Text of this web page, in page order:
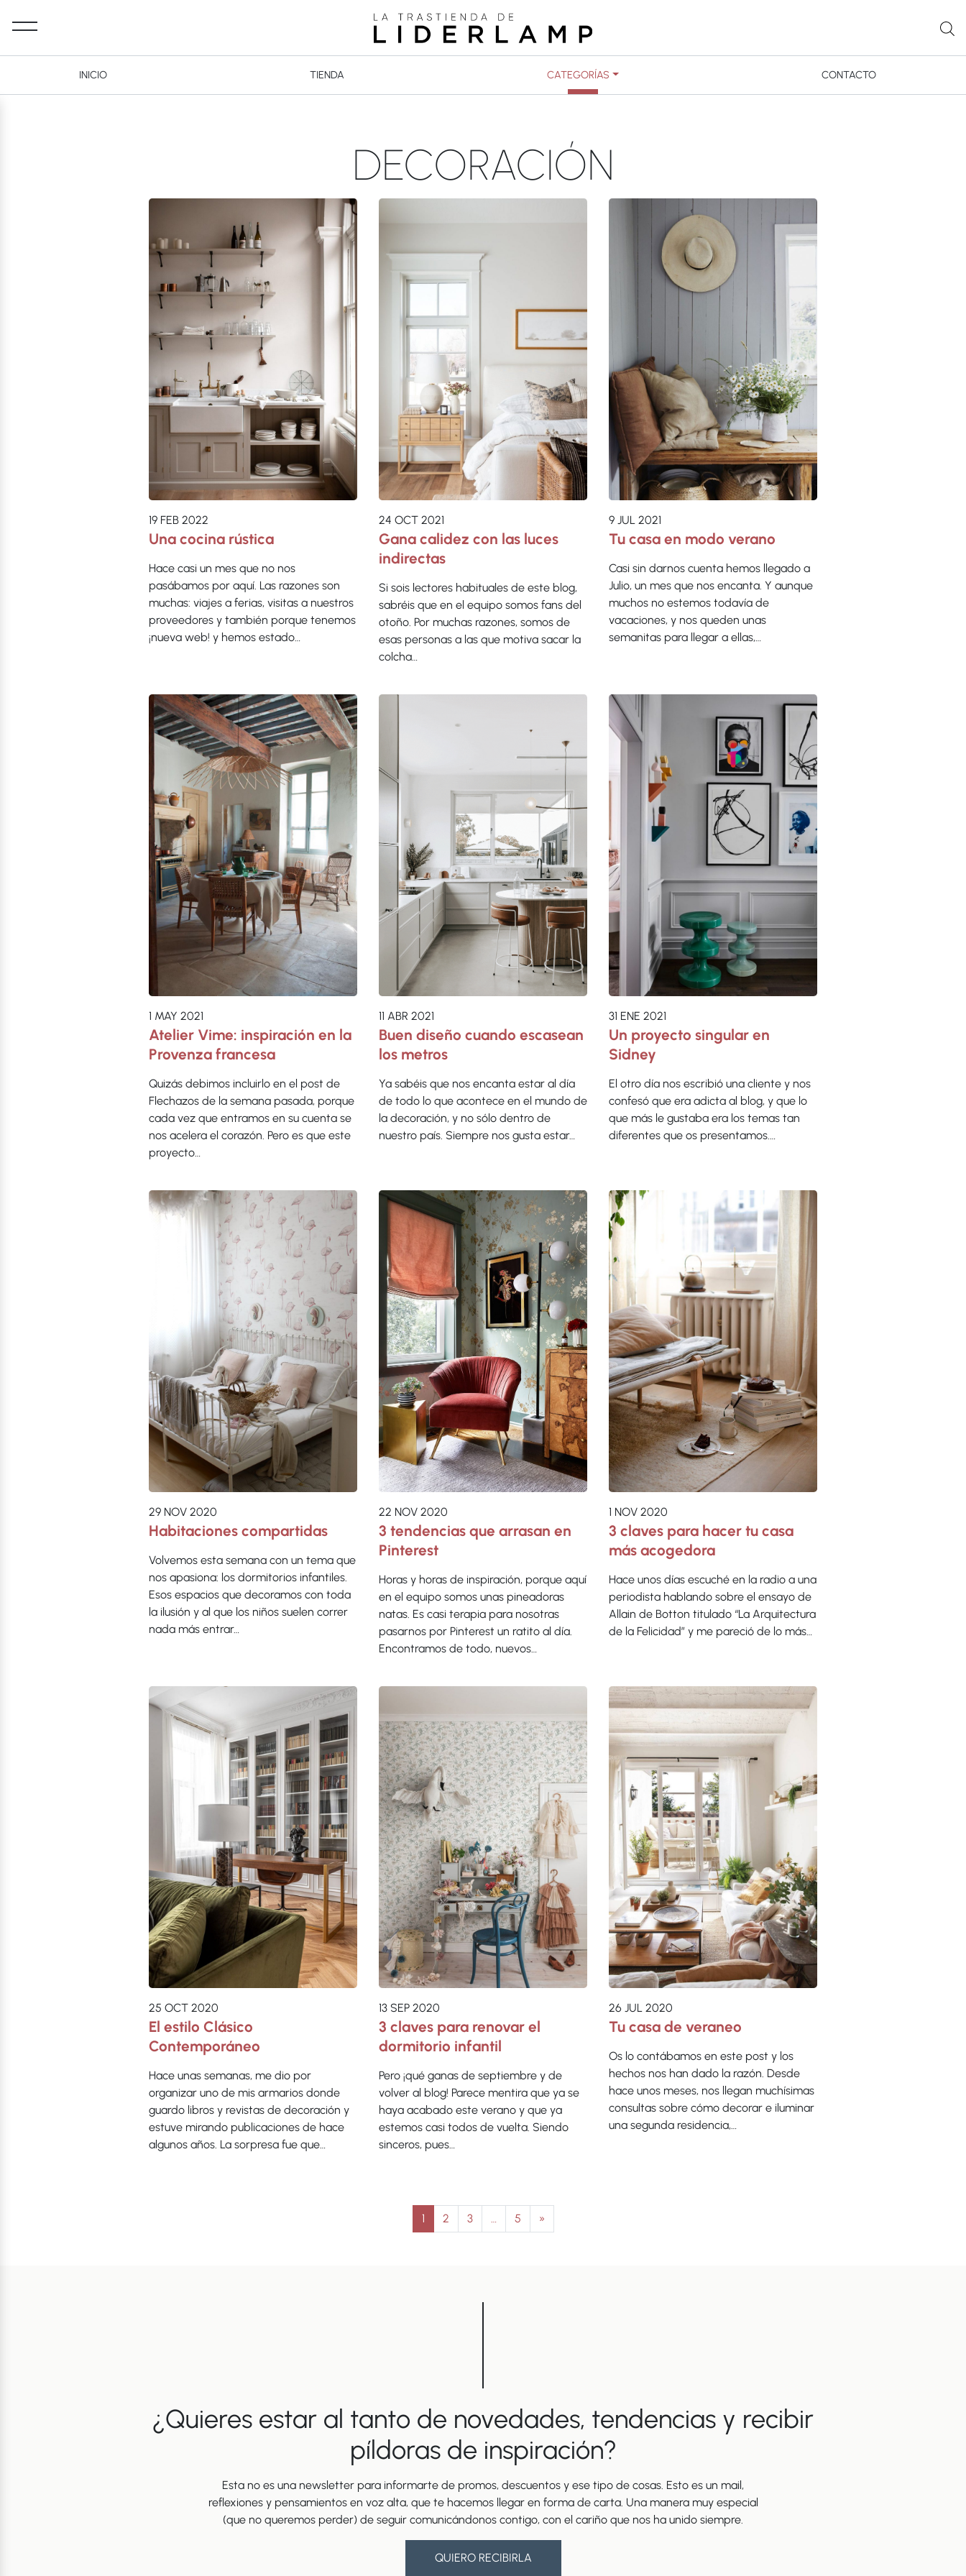
Desktop Navigation
INICIO TIENDA CATEGORÍAS CONTACTO
DECORACIÓN
19 FEB 2022
Una cocina rústica
Hace casi un mes que no nos
pasábamos por aquí. Las razones son
muchas: viajes a ferias, visitas a nuestros
proveedores y también porque tenemos
¡nueva web! y hemos estado…
24 OCT 2021
Gana calidez con las luces
indirectas
Si sois lectores habituales de este blog,
sabréis que en el equipo somos fans del
otoño. Por muchas razones, somos de
esas personas a las que motiva sacar la
colcha…
9 JUL 2021
Tu casa en modo verano
Casi sin darnos cuenta hemos llegado a
Julio, un mes que nos encanta. Y aunque
muchos no estemos todavía de
vacaciones, y nos queden unas
semanitas para llegar a ellas,…
1 MAY 2021
Atelier Vime: inspiración en la
Provenza francesa
Quizás debimos incluirlo en el post de
Flechazos de la semana pasada, porque
cada vez que entramos en su cuenta se
nos acelera el corazón. Pero es que este
proyecto…
11 ABR 2021
Buen diseño cuando escasean
los metros
Ya sabéis que nos encanta estar al día
de todo lo que acontece en el mundo de
la decoración, y no sólo dentro de
nuestro país. Siempre nos gusta estar…
31 ENE 2021
Un proyecto singular en
Sidney
El otro día nos escribió una cliente y nos
confesó que era adicta al blog, y que lo
que más le gustaba era los temas tan
diferentes que os presentamos.…
29 NOV 2020
Habitaciones compartidas
Volvemos esta semana con un tema que
nos apasiona: los dormitorios infantiles.
Esos espacios que decoramos con toda
la ilusión y al que los niños suelen correr
nada más entrar…
22 NOV 2020
3 tendencias que arrasan en
Pinterest
Horas y horas de inspiración, porque aquí
en el equipo somos unas pineadoras
natas. Es casi terapia para nosotras
pasarnos por Pinterest un ratito al día.
Encontramos de todo, nuevos…
1 NOV 2020
3 claves para hacer tu casa
más acogedora
Hace unos días escuché en la radio a una
periodista hablando sobre el ensayo de
Allain de Botton titulado “La Arquitectura
de la Felicidad” y me pareció de lo más…
25 OCT 2020
El estilo Clásico
Contemporáneo
Hace unas semanas, me dio por
organizar uno de mis armarios donde
guardo libros y revistas de decoración y
estuve mirando publicaciones de hace
algunos años. La sorpresa fue que…
13 SEP 2020
3 claves para renovar el
dormitorio infantil
Pero ¡qué ganas de septiembre y de
volver al blog! Parece mentira que ya se
haya acabado este verano y que ya
estemos casi todos de vuelta. Siendo
sinceros, pues…
26 JUL 2020
Tu casa de veraneo
Os lo contábamos en este post y los
hechos nos han dado la razón. Desde
hace unos meses, nos llegan muchísimas
consultas sobre cómo decorar e iluminar
una segunda residencia,…
1 2 3 … 5 »
¿Quieres estar al tanto de novedades, tendencias y recibir
píldoras de inspiración?
Esta no es una newsletter para informarte de promos, descuentos y ese tipo de cosas. Esto es un mail,
reflexiones y pensamientos en voz alta, que te hacemos llegar en forma de carta. Una manera muy especial
(que no queremos perder) de seguir comunicándonos contigo, con el cariño que nos ha unido siempre.
QUIERO RECIBIRLA